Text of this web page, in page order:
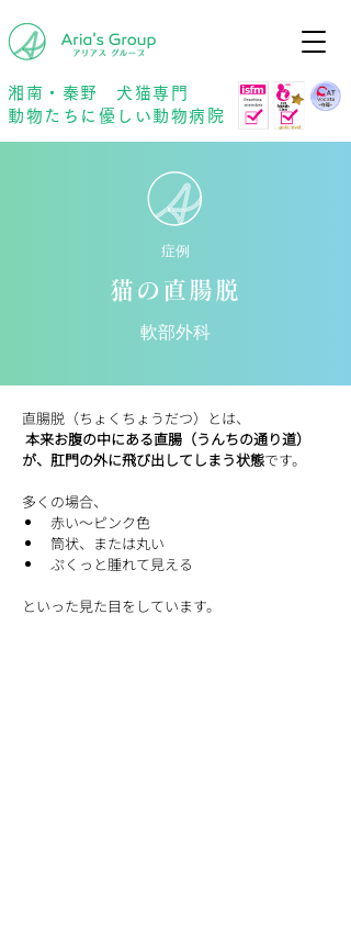
湘南・秦野 犬猫専門
動物たちに優しい動物病院
症例
猫の直腸脱
軟部外科
直腸脱（ちょくちょうだつ）とは、
本来お腹の中にある直腸（うんちの通り道）
が、肛門の外に飛び出してしまう状態です。
多くの場合、
赤い～ピンク色
筒状、または丸い
ぷくっと腫れて見える
といった見た目をしています。